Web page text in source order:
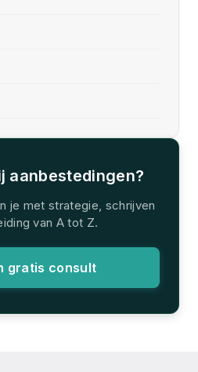
aanbestedingen?
je met strategie, schrijven
van A tot Z.
gratis consult